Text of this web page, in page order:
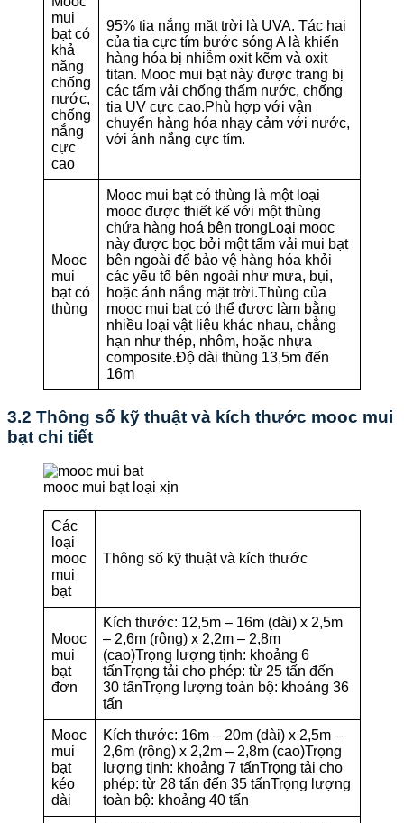
mui
bạt có
khả
năng
chống
nước,
chống
nắng
cực
cao
95% tia nắng mặt trời là UVA. Tác hại
của tia cực tím bước sóng A là khiến
hàng hóa bị nhiễm oxit kẽm và oxit
titan. Mooc mui bạt này được trang bị
các tấm vải chống thấm nước, chống
tia UV cực cao.Phù hợp với vận
chuyển hàng hóa nhạy cảm với nước,
với ánh nắng cực tím.
Mooc
mui
bạt có
thùng
Mooc mui bạt có thùng là một loại
mooc được thiết kế với một thùng
chứa hàng hoá bên trongLoại mooc
này được bọc bởi một tấm vải mui bạt
bên ngoài để bảo vệ hàng hóa khỏi
các yếu tố bên ngoài như mưa, bụi,
hoặc ánh nắng mặt trời.Thùng của
mooc mui bạt có thể được làm bằng
nhiều loại vật liệu khác nhau, chẳng
hạn như thép, nhôm, hoặc nhựa
composite.Độ dài thùng 13,5m đến
16m
3.2 Thông số kỹ thuật và kích thước mooc mui
bạt chi tiết
mooc mui bạt loại xịn
Các
loại
mooc
mui
bạt
Thông số kỹ thuật và kích thước
Mooc
mui
bạt
đơn
Kích thước: 12,5m – 16m (dài) x 2,5m
– 2,6m (rộng) x 2,2m – 2,8m
(cao)Trọng lượng tịnh: khoảng 6
tấnTrọng tải cho phép: từ 25 tấn đến
30 tấnTrọng lượng toàn bộ: khoảng 36
tấn
Mooc
mui
bạt
kéo
dài
Kích thước: 16m – 20m (dài) x 2,5m –
2,6m (rộng) x 2,2m – 2,8m (cao)Trọng
lượng tịnh: khoảng 7 tấnTrọng tải cho
phép: từ 28 tấn đến 35 tấnTrọng lượng
toàn bộ: khoảng 40 tấn